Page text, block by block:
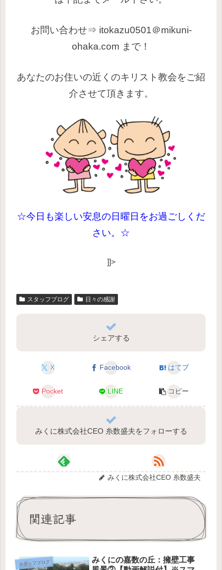
お問い合わせ⇒ itokazu0501＠mikuni-
ohaka.com まで！
あなたのお住いの近くのキリスト教会をご紹
介させて頂きます。
☆今日も楽しい安息の日曜日をお過ごしくだ
さい。☆
]]>
スタッフブログ 日々の感謝
シェアする
X Facebook はてブ
Pocket LINE コピー
みくに株式会社CEO 糸数盛夫をフォローする
みくに株式会社CEO 糸数盛夫
関連記事
スタッフブログ
みくにの嘉数の丘：擁壁工事